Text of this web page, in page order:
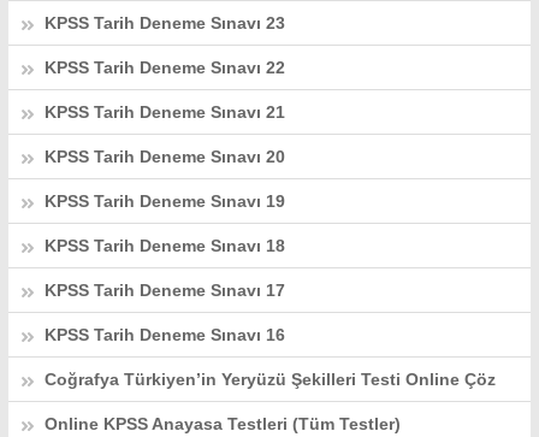
KPSS Tarih Deneme Sınavı 23
KPSS Tarih Deneme Sınavı 22
KPSS Tarih Deneme Sınavı 21
KPSS Tarih Deneme Sınavı 20
KPSS Tarih Deneme Sınavı 19
KPSS Tarih Deneme Sınavı 18
KPSS Tarih Deneme Sınavı 17
KPSS Tarih Deneme Sınavı 16
Coğrafya Türkiyen’in Yeryüzü Şekilleri Testi Online Çöz
Online KPSS Anayasa Testleri (Tüm Testler)